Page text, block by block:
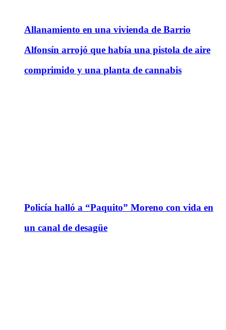
Allanamiento en una vivienda de Barrio
Alfonsín arrojó que había una pistola de aire
comprimido y una planta de cannabis
Policía halló a “Paquito” Moreno con vida en
un canal de desagüe